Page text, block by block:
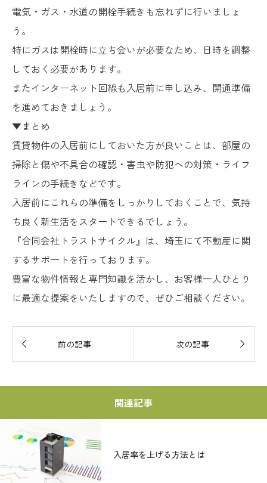
電気・ガス・水道の開栓手続きも忘れずに行いましょ
う。
特にガスは開栓時に立ち会いが必要なため、日時を調整
しておく必要があります。
またインターネット回線も入居前に申し込み、開通準備
を進めておきましょう。
▼まとめ
賃貸物件の入居前にしておいた方が良いことは、部屋の
掃除と傷や不具合の確認・害虫や防犯への対策・ライフ
ラインの手続きなどです。
入居前にこれらの準備をしっかりしておくことで、気持
ち良く新生活をスタートできるでしょう。
『合同会社トラストサイクル』は、埼玉にて不動産に関
するサポートを行っております。
豊富な物件情報と専門知識を活かし、お客様一人ひとり
に最適な提案をいたしますので、ぜひご相談ください。
 前の記事 次の記事 
関連記事
入居率を上げる方法とは